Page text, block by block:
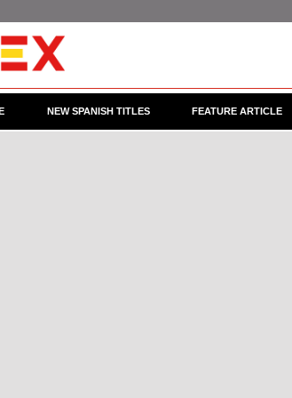
NEW SPANISH TITLES FEATURE ARTICLE